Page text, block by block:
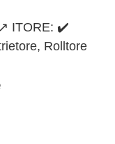
↗️ ITORE: ✔️
Rolltore